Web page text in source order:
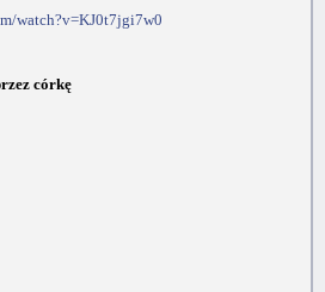
watch?v=KJ0t7jgi7w0
córkę